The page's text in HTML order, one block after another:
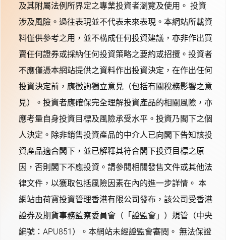
及其附屬法例所界定之專業投資者瀏覽及使用。 投資
涉及風險。過往表現並不代表未來表現。本網站所載資
料僅供參考之用，並不構成任何投資建議，亦非作出買
賣任何證券或採納任何投資策略之要約或招攬。投資者
不應僅憑本網站提供之資料作出投資決定，在作出任何
投資決定前，應徵詢獨立意見（包括有關稅務影響之意
見）。投資者應確保完全理解投資產品的相關風險，亦
應考量自身投資目標及風險承受水平。投資乃閣下之個
人決定。除非銷售投資產品的中介人已向閣下告知該投
資產品適合閣下，並已解釋其符合閣下投資目標之原
因，否則閣下不應投資。請參閱相關發售文件或其他法
律文件，以獲取包括風險因素在內的進一步詳情。 本
網站由荷寶投資管理香港有限公司發布，該公司受香港
證券及期貨事務監察委員會（「證監會」）規管（中央
編號：APU851）。本網站未經證監會審閱。 無法保證